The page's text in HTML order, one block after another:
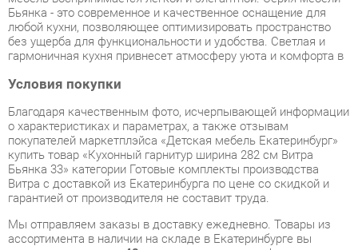
Условия покупки
Благодаря качественным фото, исчерпывающей информации
о характеристиках и параметрах, а также отзывам
купить товар «Кухонный гарнитур ширина 282 см Витра
Витра с доставкой из Екатеринбурга по цене со скидкой и
гарантией от производителя не составит труда.
Мы отправляем заказы в доставку ежедневно. Товары из
ассортимента в наличии на складе в Екатеринбурге вы
получите не позднее48-ми часовс момента оформления
заказа. Дополнительно вы можете заказать подъём на этаж
и сборку мебельных изделий.
Срок доставки в другие регионы, и для товаров, находящихся